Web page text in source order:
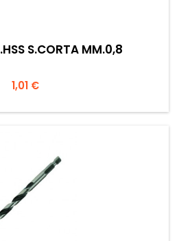
S.CORTA MM.0,8
Prezzo
1,01 €